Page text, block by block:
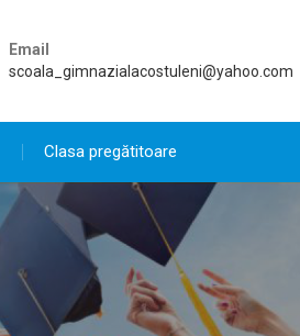
Email
scoala_gimnazialacostuleni@yahoo.com
Clasa pregătitoare